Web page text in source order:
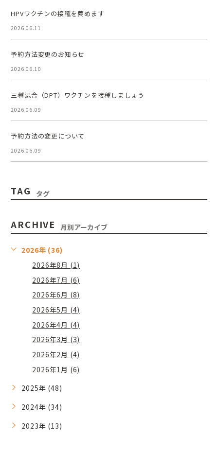
HPVワクチンの接種を薦めます
2026.06.11
予約方法変更のお知らせ
2026.06.10
三種混合（DPT）ワクチンを接種しましょう
2026.06.09
予約方法の変更について
2026.06.09
TAG タグ
ARCHIVE 月別アーカイブ
2026年 (36)
2026年8月 (1)
2026年7月 (6)
2026年6月 (8)
2026年5月 (4)
2026年4月 (4)
2026年3月 (3)
2026年2月 (4)
2026年1月 (6)
2025年 (48)
2024年 (34)
2023年 (13)